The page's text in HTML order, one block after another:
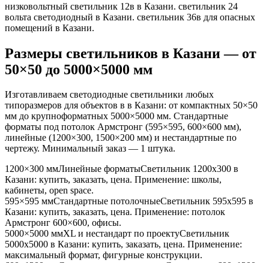
низковольтный светильник 12в в Казани. светильник 24
вольта светодиодный в Казани. светильник 36в для опасных
помещений в Казани.
Размеры светильников в Казани— от
50×50 до 5000×5000 мм
Изготавливаем светодиодные светильники любых
типоразмеров для объектов в в Казани: от компактных 50×50
мм до крупноформатных 5000×5000 мм. Стандартные
форматы под потолок Армстронг (595×595, 600×600 мм),
линейные (1200×300, 1500×200 мм) и нестандартные по
чертежу. Минимальный заказ — 1 штука.
1200×300 ммЛинейные форматыСветильник 1200x300 в
Казани: купить, заказать, цена. Применение: школы,
кабинеты, open space.
595×595 ммСтандартные потолочныеСветильник 595x595 в
Казани: купить, заказать, цена. Применение: потолок
Армстронг 600×600, офисы.
5000×5000 ммXL и нестандарт по проектуСветильник
5000x5000 в Казани: купить, заказать, цена. Применение:
максимальный формат, фигурные конструкции.